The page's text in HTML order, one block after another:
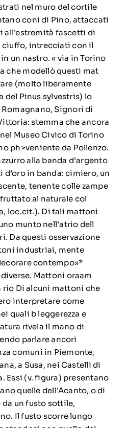
nel muro del cortile
coni di Pino, attaccati
fascetti di
intrecciati con il
un nastro. « via in Torino
che modellò questi mat
(molto liberamente
del Pinus sylvestris) lo
Signori di
stemma che ancora
Museo Civico di Torino
ph>veniente da Pollenzo.
alla banda d’argento
in banda: cimiero, un
tenente colle zampe
al naturale col
loc.cit.). Di tali mattoni
munto nell’atrio dell
Da questi osservazione
industriai, mente
contempo»*
Mattoni oraam
rio Di alcuni mattoni che
interpretare come
quali b leggerezza e
rivela il mano di
parlare ancori
comuni in Piemonte,
a Susa, nei Castelli di
Essi (v. figura) presentano
quelle dell’Acanto, o di
un fusto sottile,
Il fusto scorre lungo